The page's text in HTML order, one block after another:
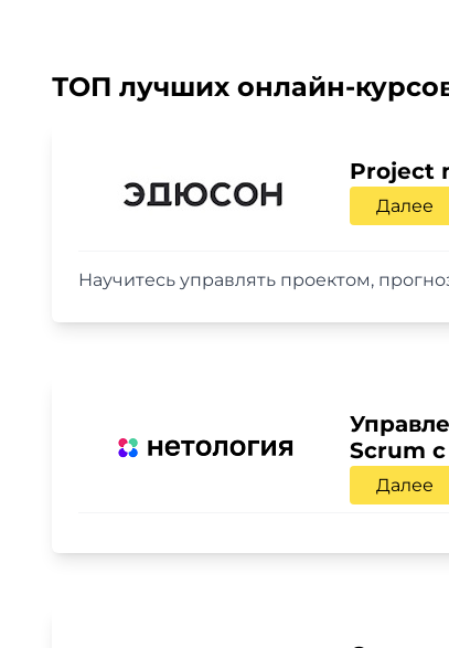
ТОП лучших онлайн-
Project
Далее
Научитесь управлять проектом,
Scrum
Далее